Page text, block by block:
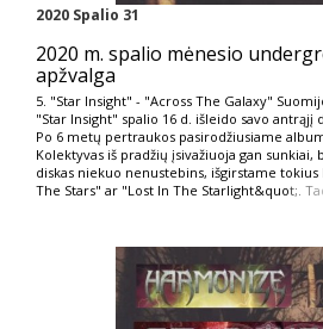
2020 Spalio 31
2020 m. spalio mėnesio
apžvalga
5. "Star Insight" - "Across The Galaxy"
"Star Insight" spalio 16 d. išleido savo antrąjį
Po 6 metų pertraukos pasirodžiusiame
Kolektyvas iš pradžių įsivažiuoja gan sunkiai,
diskas niekuo nenustebins, išgirstame
The Stars" ar "Lost In The Starlight&quot;.